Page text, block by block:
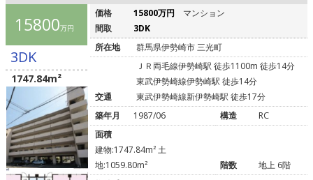
15800万円
3DK
1747.84m²
価格 15800万円
マンション
間取
3DK
所在地
群馬県伊勢崎市 三光町
交通
ＪＲ両毛線伊勢崎駅 徒歩1100m 徒歩14分
東武伊勢崎線伊勢崎駅 徒歩14分
東武伊勢崎線新伊勢崎駅 徒歩17分
築年月
1987/06 構造
RC
面積
建物:1747.84m² 土
地:1059.80m²
階数
地上 6階